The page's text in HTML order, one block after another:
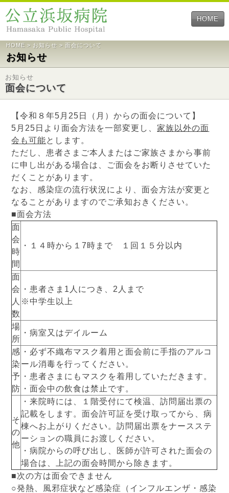
HOME
HOME > お知らせ > 面会について
お知らせ
お知らせ
面会について
【令和８年5月25日（月）からの面会について】
5月25日より面会方法を一部変更し、家族以外の面
会も可能とします。
ただし、患者さまご本人またはご家族さまから事前
に申し出がある場合は、ご面会をお断りさせていた
だくことがあります。
なお、感染症の流行状況により、面会方法が変更と
なることがありますのでご承知おきください。
■面会方法
面
会
時
間
・１４時から１7時まで １回１５分以内
面
会
人
数
・患者さま1人につき、2人まで
※中学生以上
場
所
・病室又はデイルーム
感
染
予
防
・必ず不織布マスク着用と面会前に手指のアルコ
ール消毒を行ってください。
・患者さまにもマスクを着用していただきます。
・面会中の飲食は禁止です。
そ
の
他
・来院時には、１階受付にて検温、訪問届出票の
記載をします。面会許可証を受け取ってから、病
棟へお上がりください。訪問届出票をナースステ
ーションの職員にお渡しください。
・病院からの呼び出し、医師が許可された面会の
場合は、上記の面会時間から除きます。
■次の方は面会できません
○発熱、風邪症状など感染症（インフルエンザ・感染